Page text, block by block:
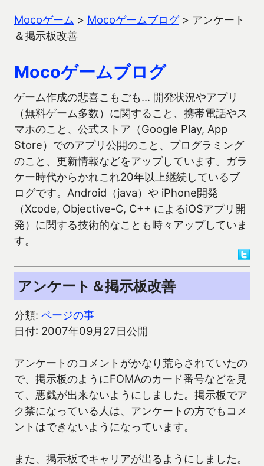
Mocoゲーム > Mocoゲームブログ> アンケート
＆掲示板改善
Mocoゲームブログ
ゲーム作成の悲喜こもごも… 開発状況やアプリ
（無料ゲーム多数）に関すること、携帯電話やス
マホのこと、公式ストア（Google Play, App
Store）でのアプリ公開のこと、プログラミング
のこと、更新情報などをアップしています。ガラ
ケー時代からかれこれ20年以上継続しているブ
ログです。Android（java）や iPhone開発
（Xcode, Objective-C, C++ によるiOSアプリ開
発）に関する技術的なことも時々アップしていま
す。
アンケート＆掲示板改善
分類: ページの事
日付: 2007年09月27日公開
アンケートのコメントがかなり荒らされていたの
で、掲示板のようにFOMAのカード番号などを見
て、悪戯が出来ないようにしました。掲示板でア
ク禁になっている人は、アンケートの方でもコメ
ントはできないようになっています。
また、掲示板でキャリアが出るようにしました。